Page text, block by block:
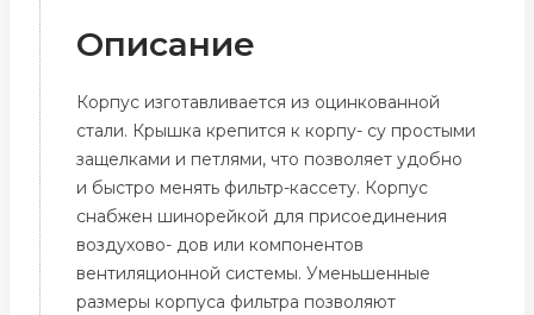
Описание
Корпус изготавливается из оцинкованной
стали. Крышка крепится к корпу- су простыми
защелками и петлями, что позволяет удобно
и быстро менять фильтр-кассету. Корпус
снабжен шинорейкой для присоединения
воздухово- дов или компонентов
вентиляционной системы. Уменьшенные
размеры корпуса фильтра позволяют